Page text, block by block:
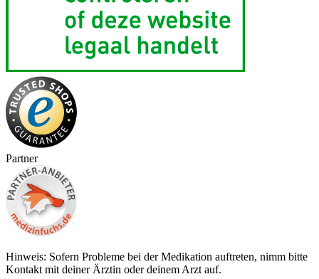
Partner
Hinweis: Sofern Probleme bei der Medikation auftreten, nimm bitte
Kontakt mit deiner Ärztin oder deinem Arzt auf.